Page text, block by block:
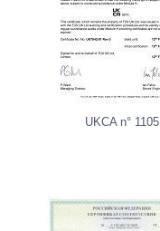
UKCA n° 1105